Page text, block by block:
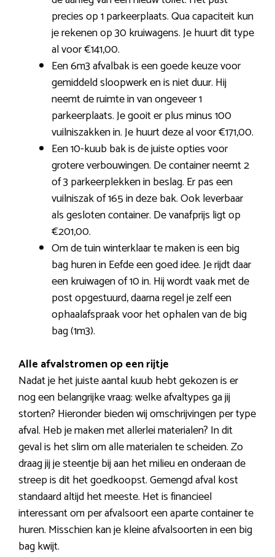
precies op 1 parkeerplaats. Qua capaciteit kun
je rekenen op 30 kruiwagens. Je huurt dit type
al voor €141,00.
Een 6m3 afvalbak is een goede keuze voor
gemiddeld sloopwerk en is niet duur. Hij
neemt de ruimte in van ongeveer 1
parkeerplaats. Je gooit er plus minus 100
vuilniszakken in. Je huurt deze al voor €171,00.
Een 10-kuub bak is de juiste opties voor
grotere verbouwingen. De container neemt 2
of 3 parkeerplekken in beslag. Er pas een
vuilniszak of 165 in deze bak. Ook leverbaar
als gesloten container. De vanafprijs ligt op
€201,00.
Om de tuin winterklaar te maken is een big
bag huren in Eefde een goed idee. Je rijdt daar
een kruiwagen of 10 in. Hij wordt vaak met de
post opgestuurd, daarna regel je zelf een
ophaalafspraak voor het ophalen van de big
bag (1m3).
Alle afvalstromen op een rijtje
Nadat je het juiste aantal kuub hebt gekozen is er
nog een belangrijke vraag: welke afvaltypes ga jij
storten? Hieronder bieden wij omschrijvingen per type
afval. Heb je maken met allerlei materialen? In dit
geval is het slim om alle materialen te scheiden. Zo
draag jij je steentje bij aan het milieu en onderaan de
streep is dit het goedkoopst. Gemengd afval kost
standaard altijd het meeste. Het is financieel
interessant om per afvalsoort een aparte container te
huren. Misschien kan je kleine afvalsoorten in een big
bag kwijt.